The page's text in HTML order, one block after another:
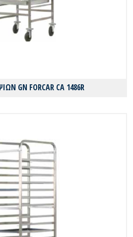
GN FORCAR CA 1486R